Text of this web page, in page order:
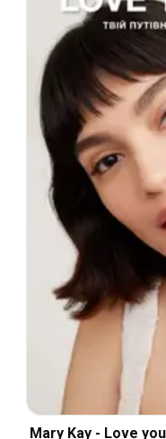
Mary Kay - Love